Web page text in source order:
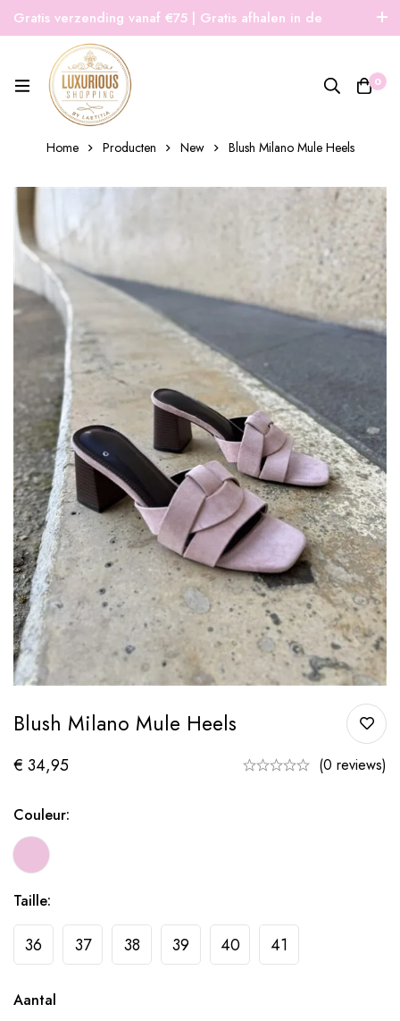
Gratis verzending vanaf €75 | Gratis afhalen in de
winkel | Snelle verzending
0
Home Producten New Blush Milano Mule Heels
Blush Milano Mule Heels
€ 34,95 (0 reviews)
Couleur:
Taille:
36 37 38 39 40 41
Aantal